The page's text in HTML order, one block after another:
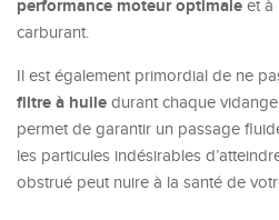
performance moteur optimale et à
carburant.
Il est également primordial de ne
filtre à huile durant chaque
permet de garantir un passage
les particules indésirables
obstrué peut nuire à la santé de